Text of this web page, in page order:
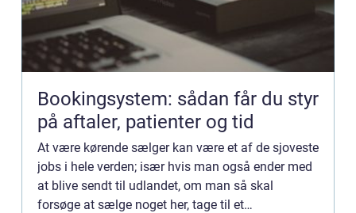
Bookingsystem: sådan får du styr
på aftaler, patienter og tid
At være kørende sælger kan være et af de sjoveste
jobs i hele verden; især hvis man også ender med
at blive sendt til udlandet, om man så skal
forsøge at sælge noget her, tage til et